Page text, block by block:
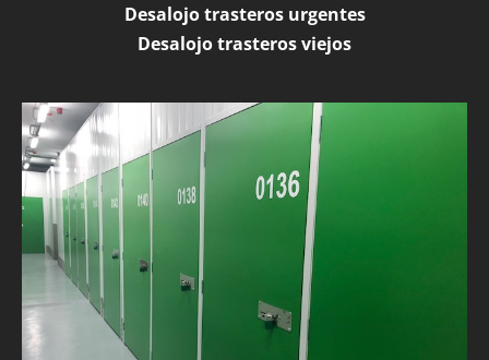
Desalojo trasteros urgentes
Desalojo trasteros viejos